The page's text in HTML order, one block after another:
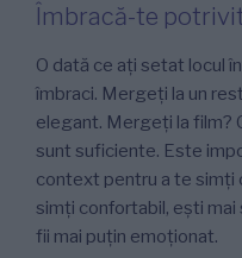
Îmbracă-te
O dată ce ați setat locul
îmbraci. Mergeți la un
elegant. Mergeți la film?
sunt suficiente. Este
context pentru a te simți
simți confortabil, ești mai
fii mai puțin emoționat.